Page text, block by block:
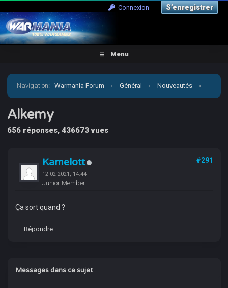
Connexion S’enregistrer
Menu
Navigation:Warmania Forum › Général › Nouveautés ›
Alkemy
Alkemy
656 réponses, 436673 vues
Kamelott
12-02-2021, 14:44
Junior Member
#291
Ça sort quand ?
Répondre
Messages dans ce sujet